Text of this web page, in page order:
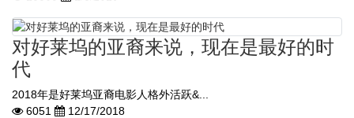
对好莱坞的亚裔来说，现在是最好的时
代
2018年是好莱坞亚裔电影人格外活跃&...
6051
12/17/2018